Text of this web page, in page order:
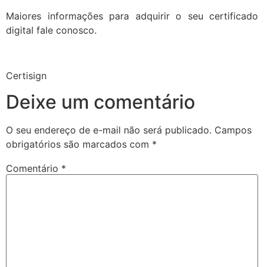
Maiores informações para adquirir o seu certificado
digital fale conosco.
Certisign
Deixe um comentário
O seu endereço de e-mail não será publicado. Campos
obrigatórios são marcados com *
Comentário *